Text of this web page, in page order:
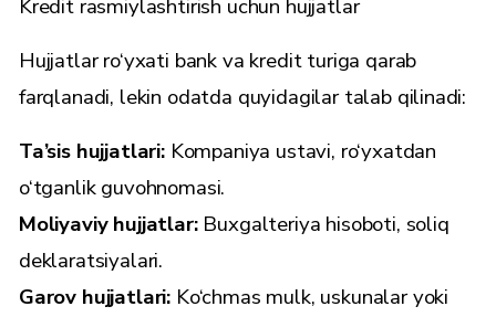
Kredit rasmiylashtirish uchun hujjatlar
Hujjatlar ro‘yxati bank va kredit turiga qarab
farqlanadi, lekin odatda quyidagilar talab qilinadi:
Ta’sis hujjatlari:Kompaniya ustavi, ro‘yxatdan
o‘tganlik guvohnomasi.
Moliyaviy hujjatlar: Buxgalteriya hisoboti, soliq
deklaratsiyalari.
Garov hujjatlari: Ko‘chmas mulk, uskunalar yoki